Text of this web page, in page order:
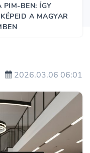
PIM-BEN: ÍGY
A MAGYAR
2026.03.06 06:01